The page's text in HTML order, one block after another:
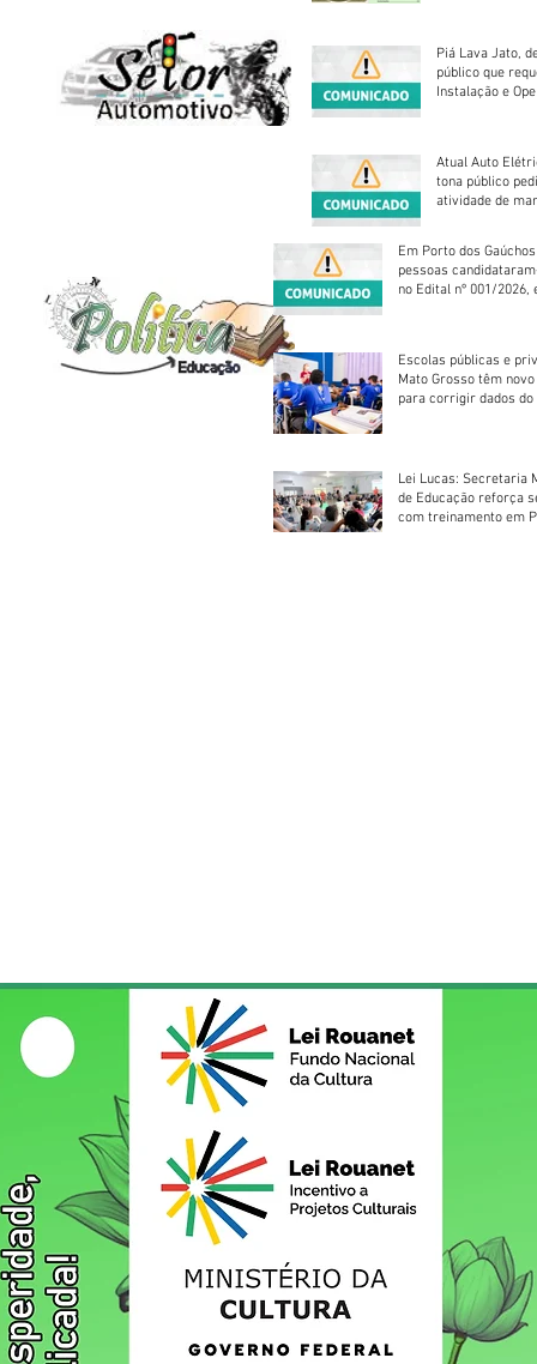
Piá Lava Jato,
público que
Instalação e
Atual Auto
tona público
atividade de
Em Porto dos
pessoas
no Edital nº 001/2026,
Escolas públicas e
Mato Grosso têm
para corrigir dados do
Lei Lucas: Secretaria
de Educação reforça
com treinamento em